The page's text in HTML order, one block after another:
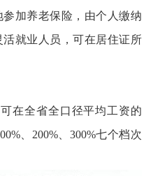
加养老保险，由个人缴纳
就业人员，可在居住证所
在全省全口径平均工资的
、200%、300%七个档次